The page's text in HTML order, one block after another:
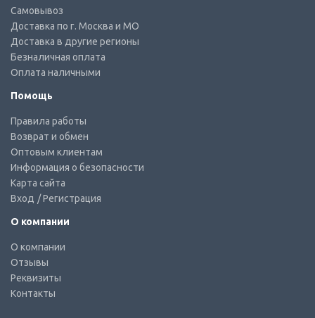
Самовывоз
Доставка по г. Москва и МО
Доставка в другие регионы
Безналичная оплата
Оплата наличными
Помощь
Правила работы
Возврат и обмен
Оптовым клиентам
Информация о безопасности
Карта сайта
Вход / Регистрация
О компании
О компании
Отзывы
Реквизиты
Контакты